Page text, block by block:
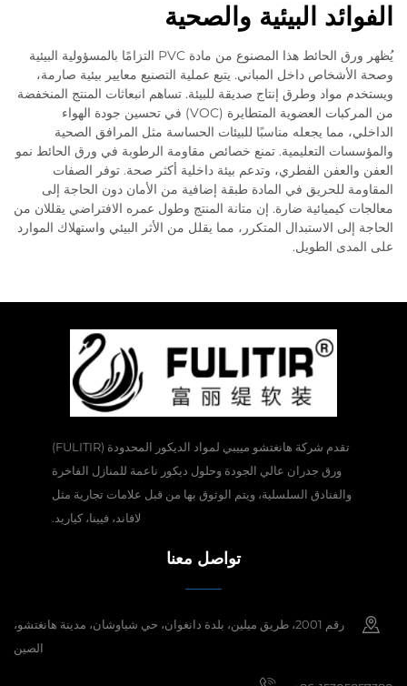
الفوائد البيئية والصحية
يُظهر ورق الحائط هذا المصنوع من مادة PVC التزامًا بالمسؤولية البيئية
وصحة الأشخاص داخل المباني. يتبع عملية التصنيع معايير بيئية صارمة،
ويستخدم مواد وطرق إنتاج صديقة للبيئة. تساهم انبعاثات المنتج المنخفضة
من المركبات العضوية المتطايرة (VOC) في تحسين جودة الهواء
الداخلي، مما يجعله مناسبًا للبيئات الحساسة مثل المرافق الصحية
والمؤسسات التعليمية. تمنع خصائص مقاومة الرطوبة في ورق الحائط نمو
العفن والعفن الفطري، وتدعم بيئة داخلية أكثر صحة. توفر الصفات
المقاومة للحريق في المادة طبقة إضافية من الأمان دون الحاجة إلى
معالجات كيميائية ضارة. إن متانة المنتج وطول عمره الافتراضي يقللان من
الحاجة إلى الاستبدال المتكرر، مما يقلل من الأثر البيئي واستهلاك الموارد
على المدى الطويل.
تقدم شركة هانغتشو مييبي لمواد الديكور المحدودة (FULITIR)
ورق جدران عالي الجودة وحلول ديكور ناعمة للمنازل الفاخرة
والفنادق السلسلية، ويتم الوثوق بها من قبل علامات تجارية مثل
لافاند، فيينا، كياريد.
تواصل معنا
رقم 2001، طريق ميلين، بلدة دانغوان، حي شياوشان، مدينة هانغتشو،
الصين